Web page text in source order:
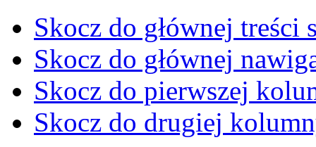
Skocz do głównej treści
Skocz do głównej
Skocz do pierwszej
Skocz do drugiej